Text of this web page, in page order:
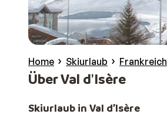
Home Skiurlaub Frankreich
Über Val d'Isère
Skiurlaub in Val d’Isère